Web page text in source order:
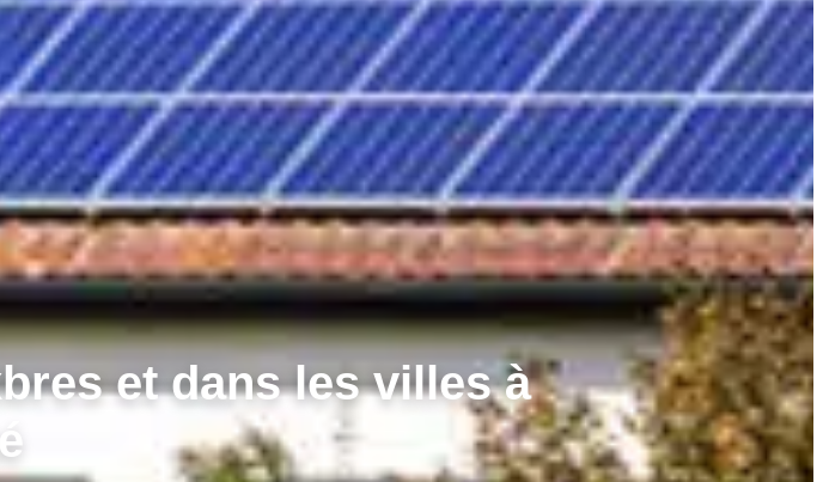
et dans les villes à